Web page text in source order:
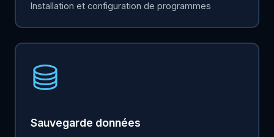
Installation et configuration de programmes
Sauvegarde données